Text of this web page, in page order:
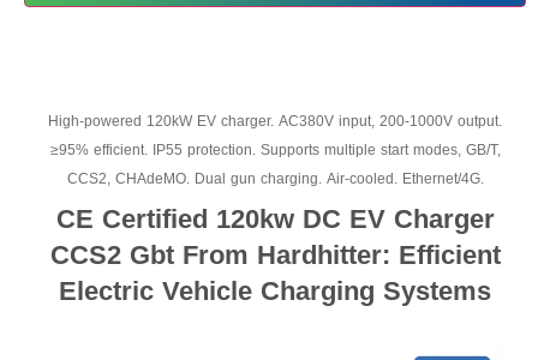
High-powered 120kW EV charger. AC380V input, 200-1000V output.
≥95% efficient. IP55 protection. Supports multiple start modes, GB/T,
CCS2, CHAdeMO. Dual gun charging. Air-cooled. Ethernet/4G.
CE Certified 120kw DC EV Charger
CCS2 Gbt From Hardhitter: Efficient
Electric Vehicle Charging Systems